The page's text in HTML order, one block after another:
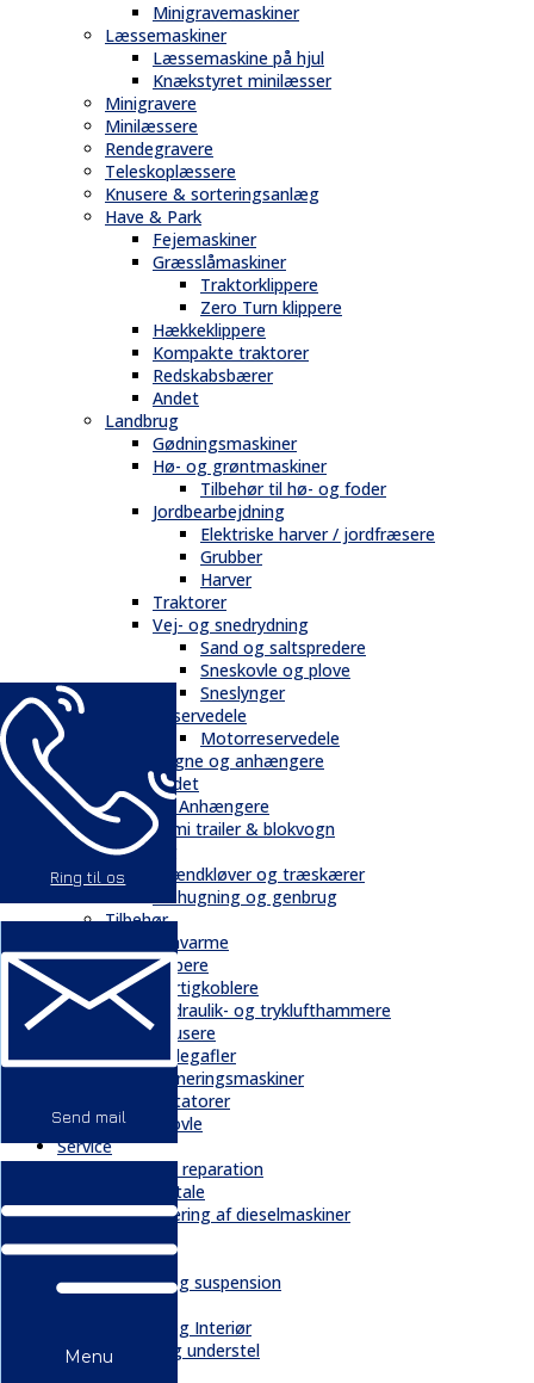
Ring til os
Send mail
Menu
Minigravemaskiner
Læssemaskiner
Læssemaskine på hjul
Knækstyret minilæsser
Minigravere
Minilæssere
Rendegravere
Teleskoplæssere
Knusere & sorteringsanlæg
Have & Park
Fejemaskiner
Græsslåmaskiner
Traktorklippere
Zero Turn klippere
Hækkeklippere
Kompakte traktorer
Redskabsbærer
Andet
Landbrug
Gødningsmaskiner
Hø- og grøntmaskiner
Tilbehør til hø- og foder
Jordbearbejdning
Elektriske harver / jordfræsere
Grubber
Harver
Traktorer
Vej- og snedrydning
Sand og saltspredere
Sneskovle og plove
Sneslynger
Reservedele
Motorreservedele
Vogne og anhængere
Andet
Trailere / Anhængere
Semi trailer & blokvogn
Skovbrug
Brændkløver og træskærer
Flishugning og genbrug
Tilbehør
Gravarme
Gribere
Hurtigkoblere
Hydraulik- og tryklufthammere
Knusere
Pallegafler
Planeringsmaskiner
Rotatorer
Skovle
Service
Service & reparation
Serviceaftale
Elektrificering af dieselmaskiner
Bånd
Chassis og suspension
Kabiner og Interiør
Kæder og understel